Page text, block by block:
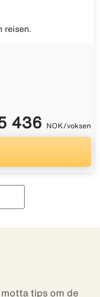
reisen.
436 NOK/voksen
tips om de